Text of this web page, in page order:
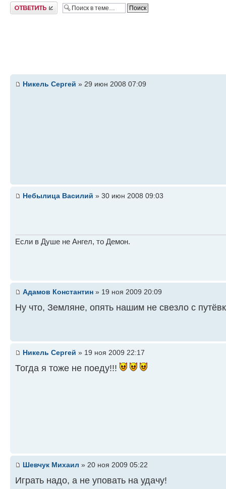
Ответить
Никель Сергей » 29 июн 2008 07:09
Небылица Василий » 30 июн 2008 09:03
Если в Душе не Ангел, то Демон.
Адамов Константин » 19 ноя 2009 20:09
Ну что, Земляне, опять нашим не свезло с
Никель Сергей » 19 ноя 2009 22:17
Тогда я тоже не поеду!!!
Шевчук Михаил » 20 ноя 2009 05:22
Играть надо, а не уповать на удачу!